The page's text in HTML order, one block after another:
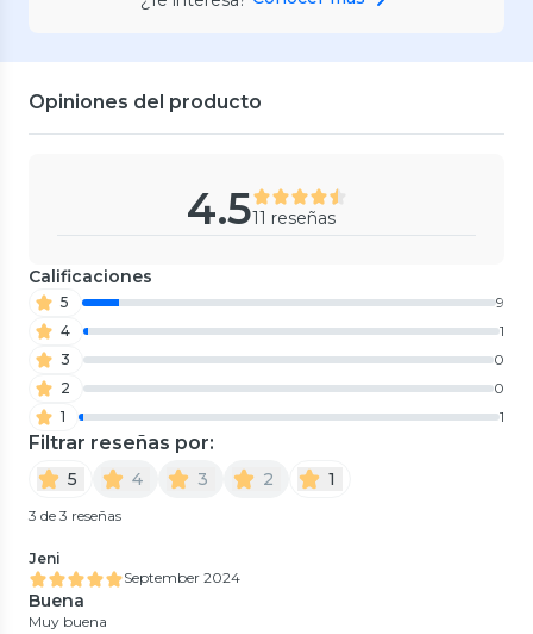
Opiniones del producto
4.511 reseñas
Calificaciones
5
9
4
1
3
0
2
0
1
1
Filtrar reseñas por:
5 4 3 2 1
3 de 3 reseñas
Jeni
September 2024
Buena
Muy buena